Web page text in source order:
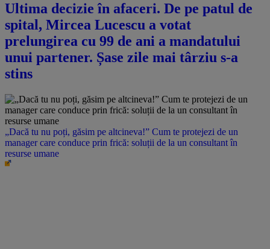
Ultima decizie în afaceri. De pe patul de
spital, Mircea Lucescu a votat
prelungirea cu 99 de ani a mandatului
unui partener. Șase zile mai târziu s-a
stins
„Dacă tu nu poți, găsim pe altcineva!” Cum te protejezi de un
manager care conduce prin frică: soluții de la un consultant în
resurse umane